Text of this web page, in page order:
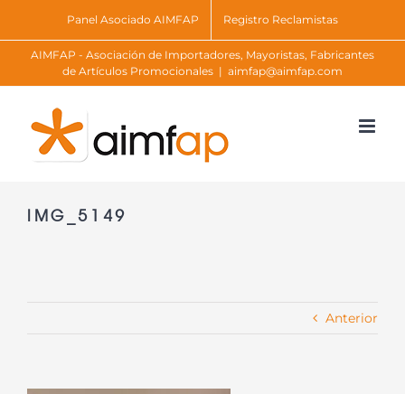
to
content
Panel Asociado AIMFAP Registro Reclamistas
AIMFAP - Asociación de Importadores, Mayoristas, Fabricantes
de Artículos Promocionales | aimfap@aimfap.com
IMG_5149
Anterior